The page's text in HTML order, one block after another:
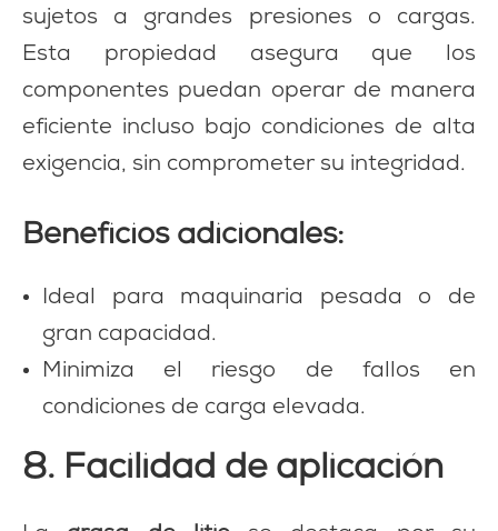
sujetos a grandes presiones o cargas.
Esta propiedad asegura que los
componentes puedan operar de manera
eficiente incluso bajo condiciones de alta
exigencia, sin comprometer su integridad.
Beneficios adicionales:
Ideal para maquinaria pesada o de
gran capacidad.
Minimiza el riesgo de fallos en
condiciones de carga elevada.
8. Facilidad de aplicación